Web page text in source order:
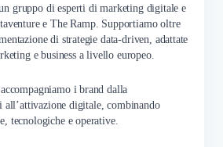
gruppo di esperti di marketing digitale e
e The Ramp. Supportiamo oltre
di strategie data-driven, adattate
e business a livello europeo.
i brand dalla
all’attivazione digitale, combinando
tecnologiche e operative.